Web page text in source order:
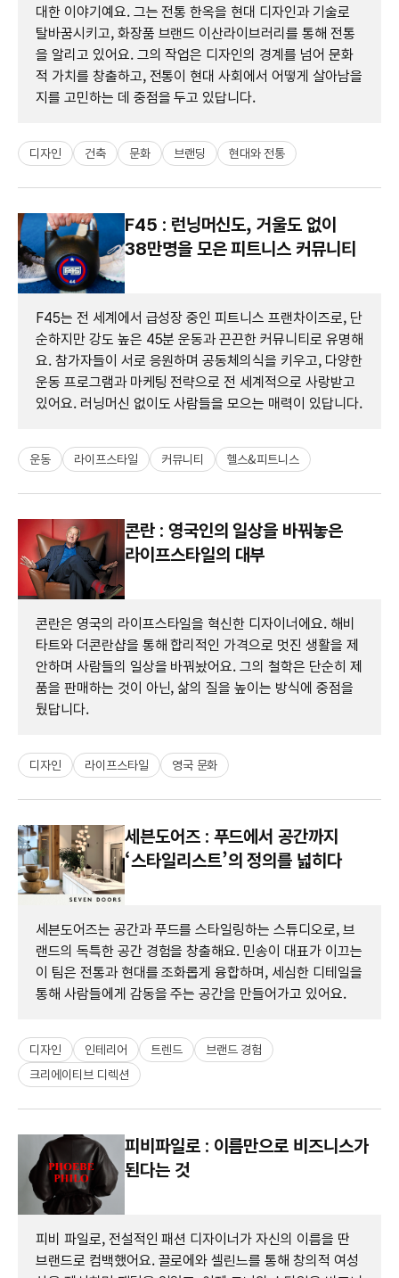
대한 이야기예요. 그는 전통 한옥을 현대 디자인과 기술로
탈바꿈시키고, 화장품 브랜드 이산라이브러리를 통해 전통
을 알리고 있어요. 그의 작업은 디자인의 경계를 넘어 문화
적 가치를 창출하고, 전통이 현대 사회에서 어떻게 살아남을
지를 고민하는 데 중점을 두고 있답니다.
디자인 건축 문화 브랜딩 현대와 전통
F45 : 런닝머신도, 거울도 없이
38만명을 모은 피트니스 커뮤니티
F45는 전 세계에서 급성장 중인 피트니스 프랜차이즈로, 단
순하지만 강도 높은 45분 운동과 끈끈한 커뮤니티로 유명해
요. 참가자들이 서로 응원하며 공동체의식을 키우고, 다양한
운동 프로그램과 마케팅 전략으로 전 세계적으로 사랑받고
있어요. 러닝머신 없이도 사람들을 모으는 매력이 있답니다.
운동 라이프스타일 커뮤니티 헬스&피트니스
콘란 : 영국인의 일상을 바꿔놓은
라이프스타일의 대부
콘란은 영국의 라이프스타일을 혁신한 디자이너에요. 해비
타트와 더콘란샵을 통해 합리적인 가격으로 멋진 생활을 제
안하며 사람들의 일상을 바꿔놨어요. 그의 철학은 단순히 제
품을 판매하는 것이 아닌, 삶의 질을 높이는 방식에 중점을
뒀답니다.
디자인 라이프스타일 영국 문화
세븐도어즈 : 푸드에서 공간까지
‘스타일리스트’의 정의를 넓히다
세븐도어즈는 공간과 푸드를 스타일링하는 스튜디오로, 브
랜드의 독특한 공간 경험을 창출해요. 민송이 대표가 이끄는
이 팀은 전통과 현대를 조화롭게 융합하며, 세심한 디테일을
통해 사람들에게 감동을 주는 공간을 만들어가고 있어요.
디자인 인테리어 트렌드
브랜드 경험
크리에이티브 디렉션
피비파일로 : 이름만으로 비즈니스가
된다는 것
피비 파일로, 전설적인 패션 디자이너가 자신의 이름을 딴
브랜드로 컴백했어요. 끌로에와 셀린느를 통해 창의적 여성